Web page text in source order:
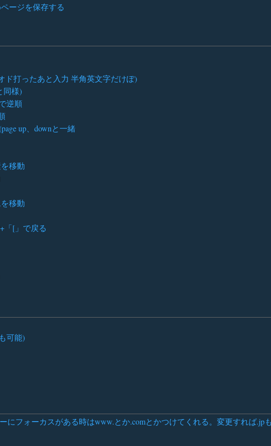
ージを保存する
ド打ったあと入力 半角英文字だけぽ)
同様)
逆順
up、downと一緒
移動
移動
「[」で戻る
可能)
にフォーカスがある時はwww.とか.comとかつけてくれる。変更すれば.jp